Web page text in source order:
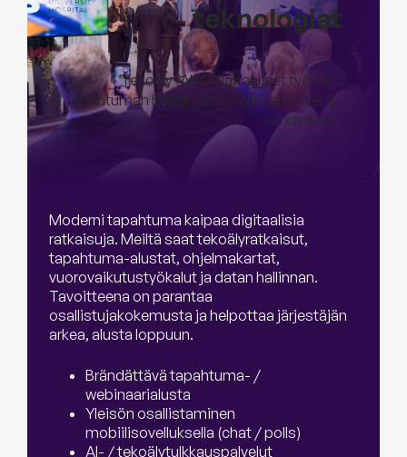
teknologiat
Tekoäly (AI) & digitaaliset työkalut
tapahtuman hallintaan, osallistamiseen ja
seurantaan.
Moderni tapahtuma kaipaa digitaalisia
ratkaisuja. Meiltä saat tekoälyratkaisut,
tapahtuma-alustat, ohjelmakartat,
vuorovaikutustyökalut ja datan hallinnan.
Tavoitteena on parantaa
osallistujakokemusta ja helpottaa järjestäjän
arkea, alusta loppuun.
Brändättävä tapahtuma- /
webinaarialusta
Yleisön osallistaminen
mobiilisovelluksella (chat / polls)
AI- / tekoälytulkkauspalvelut